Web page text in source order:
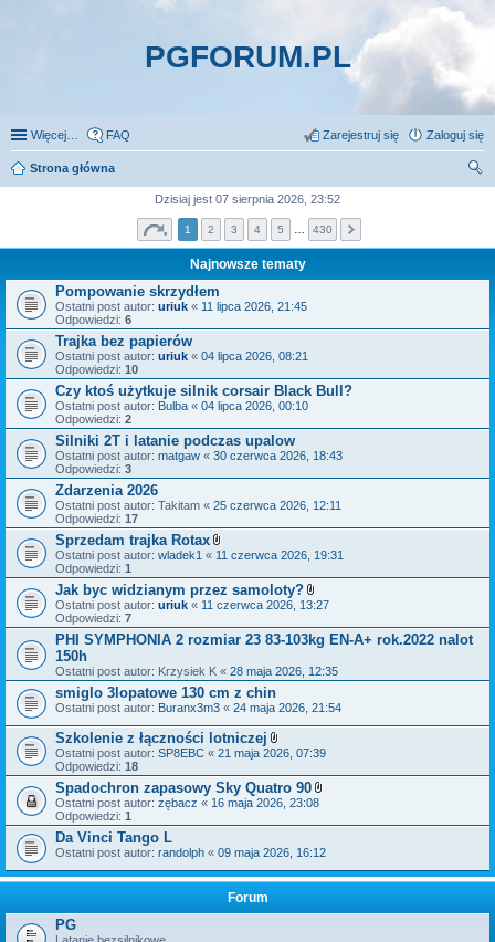
PGFORUM.PL
Więcej… FAQ Zaloguj się
Zarejestruj się
Strona główna
Dzisiaj jest 07 sierpnia 2026, 23:52
1 2 3 4 5 430
Najnowsze tematy
Pompowanie skrzydłem
Ostatni post autor: uriuk « 11 lipca 2026, 21:45
Odpowiedzi: 6
Trajka bez papierów
Ostatni post autor: uriuk « 04 lipca 2026, 08:21
Odpowiedzi: 10
Czy ktoś użytkuje silnik corsair Black Bull?
Ostatni post autor: Bulba « 04 lipca 2026, 00:10
Odpowiedzi: 2
Silniki 2T i latanie podczas upalow
Ostatni post autor: matgaw « 30 czerwca 2026, 18:43
Odpowiedzi: 3
Zdarzenia 2026
Ostatni post autor: Takitam « 25 czerwca 2026, 12:11
Odpowiedzi: 17
Sprzedam trajka Rotax
Z
ł
ą
c
n
i
i
Ostatni post autor: wladek1 « 11 czerwca 2026, 19:31
Odpowiedzi: 1
Jak byc widzianym przez samoloty?
Z
ł
ą
z
n
k
Ostatni post autor: uriuk « 11 czerwca 2026, 13:27
Odpowiedzi: 7
PHI SYMPHONIA 2 rozmiar 23 83-103kg EN-A+ rok.2022 nalot
150h
Ostatni post autor: Krzysiek K « 28 maja 2026, 12:35
smiglo 3lopatowe 130 cm z chin
Ostatni post autor: Buranx3m3 « 24 maja 2026, 21:54
Szkolenie z łączności lotniczej
Z
ł
ą
c
n
k
i
Ostatni post autor: SP8EBC « 21 maja 2026, 07:39
Odpowiedzi: 18
Spadochron zapasowy Sky Quatro 90
ł
c
n
i
Ostatni post autor: zębacz « 16 maja 2026, 23:08
Odpowiedzi: 1
Da Vinci Tango L
Ostatni post autor: randolph « 09 maja 2026, 16:12
Forum
PG